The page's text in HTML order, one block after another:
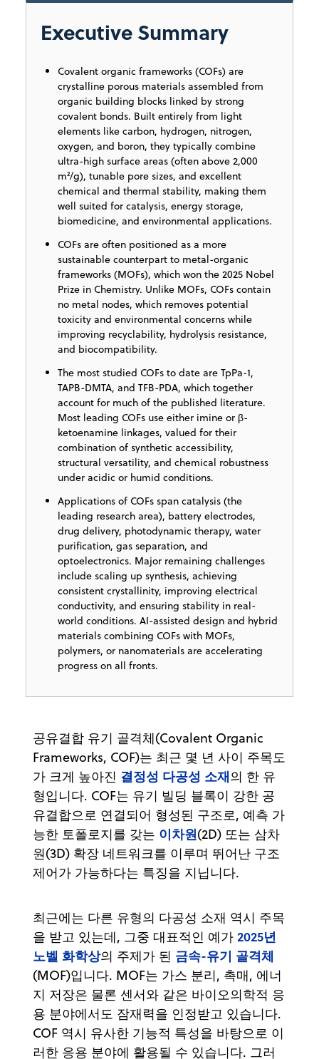
Executive Summary
Covalent organic frameworks (COFs) are
crystalline porous materials assembled from
organic building blocks linked by strong
covalent bonds. Built entirely from light
elements like carbon, hydrogen, nitrogen,
oxygen, and boron, they typically combine
ultra-high surface areas (often above 2,000
m²/g), tunable pore sizes, and excellent
chemical and thermal stability, making them
well suited for catalysis, energy storage,
biomedicine, and environmental applications.
COFs are often positioned as a more
sustainable counterpart to metal-organic
frameworks (MOFs), which won the 2025 Nobel
Prize in Chemistry. Unlike MOFs, COFs contain
no metal nodes, which removes potential
toxicity and environmental concerns while
improving recyclability, hydrolysis resistance,
and biocompatibility.
The most studied COFs to date are TpPa-1,
TAPB-DMTA, and TFB-PDA, which together
account for much of the published literature.
Most leading COFs use either imine or β-
ketoenamine linkages, valued for their
combination of synthetic accessibility,
structural versatility, and chemical robustness
under acidic or humid conditions.
Applications of COFs span catalysis (the
leading research area), battery electrodes,
drug delivery, photodynamic therapy, water
purification, gas separation, and
optoelectronics. Major remaining challenges
include scaling up synthesis, achieving
consistent crystallinity, improving electrical
conductivity, and ensuring stability in real-
world conditions. AI-assisted design and hybrid
materials combining COFs with MOFs,
polymers, or nanomaterials are accelerating
progress on all fronts.
공유결합 유기 골격체(Covalent Organic
Frameworks, COF)는 최근 몇 년 사이 주목도
가 크게 높아진 결정성 다공성 소재의 한 유
형입니다. COF는 유기 빌딩 블록이 강한 공
유결합으로 연결되어 형성된 구조로, 예측 가
능한 토폴로지를 갖는 이차원(2D) 또는 삼차
원(3D) 확장 네트워크를 이루며 뛰어난 구조
제어가 가능하다는 특징을 지닙니다.
최근에는 다른 유형의 다공성 소재 역시 주목
을 받고 있는데, 그중 대표적인 예가 2025년
노벨 화학상의 주제가 된 금속-유기 골격체
(MOF)입니다. MOF는 가스 분리, 촉매, 에너
지 저장은 물론 센서와 같은 바이오의학적 응
용 분야에서도 잠재력을 인정받고 있습니다.
COF 역시 유사한 기능적 특성을 바탕으로 이
러한 응용 분야에 활용될 수 있습니다. 그러